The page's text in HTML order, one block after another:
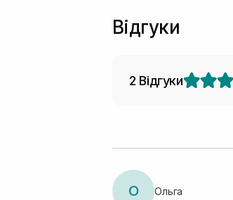
Відгуки
2 Відгуки
О Ольга